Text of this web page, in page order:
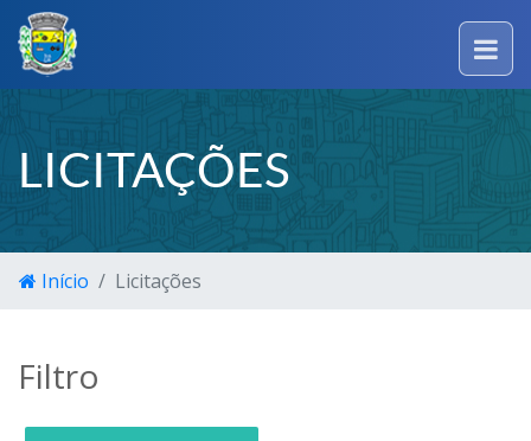
LICITAÇÕES
Início Licitações
Filtro